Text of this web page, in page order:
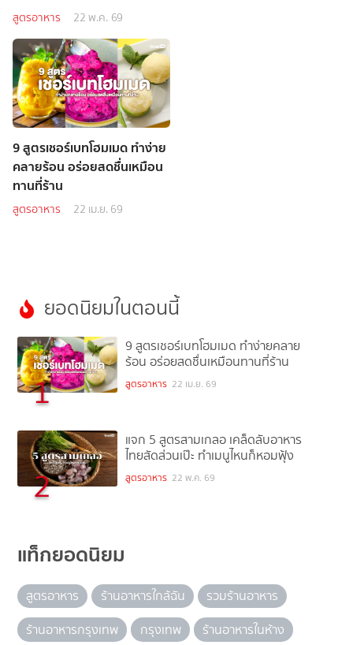
สูตรอาหาร 22 พ.ค. 69
9 สูตรเชอร์เบทโฮมเมด ทำง่าย
คลายร้อน อร่อยสดชื่นเหมือน
ทานที่ร้าน
สูตรอาหาร 22 เม.ย. 69
ยอดนิยมในตอนนี้
1
9 สูตรเชอร์เบทโฮมเมด ทำง่ายคลาย
ร้อน อร่อยสดชื่นเหมือนทานที่ร้าน
สูตรอาหาร 22 เม.ย. 69
2
แจก 5 สูตรสามเกลอ เคล็ดลับอาหาร
ไทยสัดส่วนเป๊ะ ทำเมนูไหนก็หอมฟุ้ง
สูตรอาหาร 22 พ.ค. 69
แท็กยอดนิยม
สูตรอาหาร ร้านอาหารใกล้ฉัน
รวมร้านอาหาร
ร้านอาหารกรุงเทพ
กรุงเทพ
ร้านอาหารในห้าง